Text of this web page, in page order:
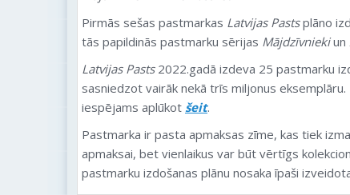
Pirmās sešas pastmarkas Latvijas Pastsplāno
tās papildinās pastmarku sērijas Mājdzīvniekiun
Latvijas Pasts2022.gadā izdeva 25 pastmarku
sasniedzot vairāk nekā trīs miljonus
iespējams aplūkot šeit.
Pastmarka ir pasta apmaksas zīme, kas tiek
apmaksai, bet vienlaikus var būt vērtīgs
pastmarku izdošanas plānu nosaka īpaši